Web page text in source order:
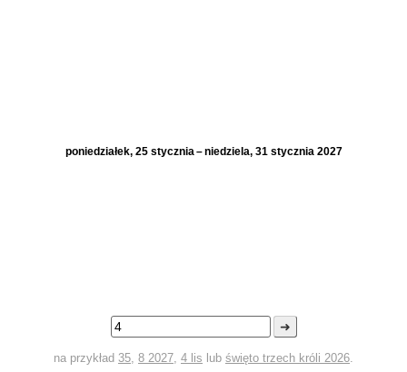
poniedziałek, 25 stycznia – niedziela, 31 stycznia 2027
➜
na przykład 35, 8 2027, 4 lis lub święto trzech króli 2026.